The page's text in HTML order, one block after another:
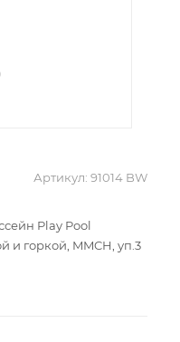
Артикул: 91014 BW
Play Pool
и горкой, MMCH, уп.3